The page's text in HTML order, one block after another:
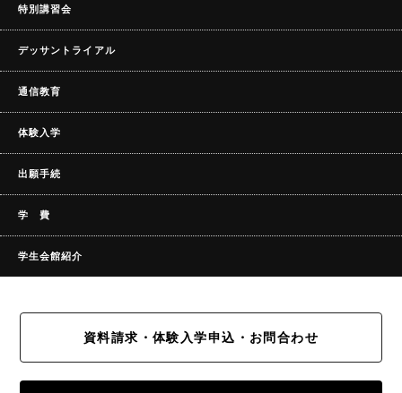
特別講習会
デッサントライアル
通信教育
体験入学
出願手続
学 費
学生会館紹介
資料請求・体験入学申込・お問合わせ